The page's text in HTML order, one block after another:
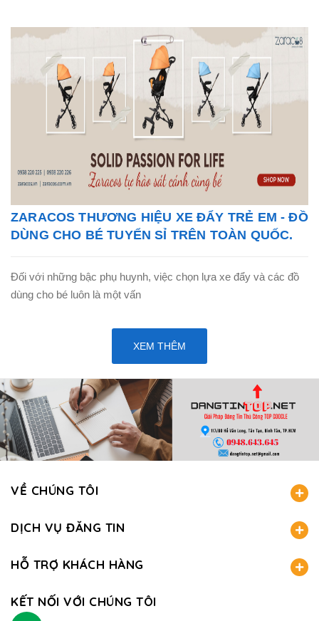
ZARACOS THƯƠNG HIỆU XE ĐẨY TRẺ EM - ĐỒ
DÙNG CHO BÉ TUYỂN SỈ TRÊN TOÀN QUỐC.
Đối với những bậc phụ huynh, việc chọn lựa xe đẩy và các đồ
dùng cho bé luôn là một vấn
XEM THÊM
VỀ CHÚNG TÔI
DỊCH VỤ ĐĂNG TIN
HỖ TRỢ KHÁCH HÀNG
KẾT NỐI VỚI CHÚNG TÔI